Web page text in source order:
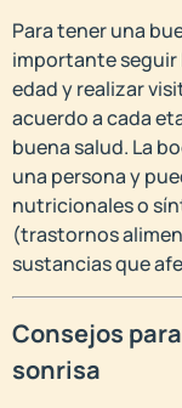
Para tener una
importante seguir
edad y realizar
acuerdo a cada
buena salud. La
una persona y
nutricionales o
(trastornos
sustancias que
Consejos
sonrisa